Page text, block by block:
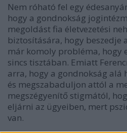
Nem róható fel egy
hogy a gondnokság
megoldást fia életvezetési
biztosítására, hogy beszedje
már komoly probléma, hogy
sincs tisztában. Emiatt
arra, hogy a gondnokság alá
és megszabaduljon attól a
megszégyenítő stigmától,
eljárni az ügyeiben, mert
van.